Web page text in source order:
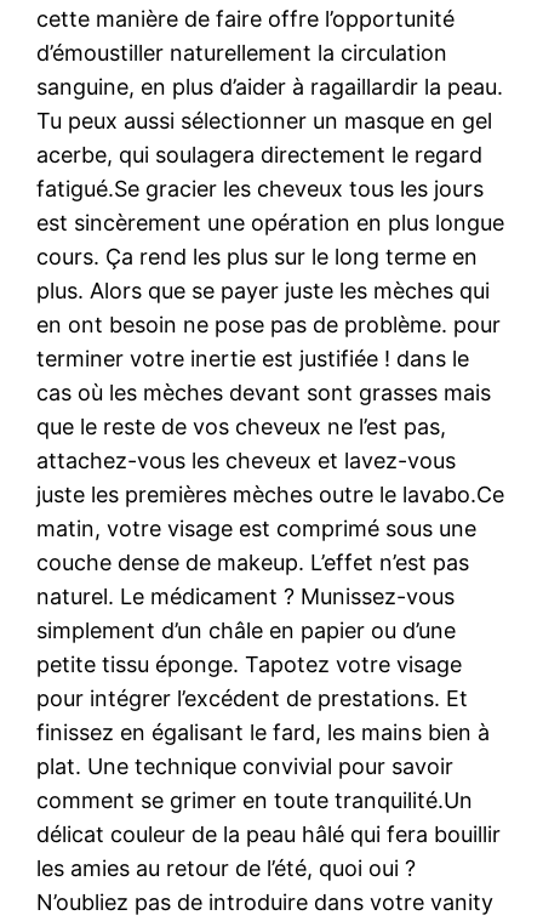
cette manière de faire offre l’opportunité
d’émoustiller naturellement la circulation
sanguine, en plus d’aider à ragaillardir la peau.
Tu peux aussi sélectionner un masque en gel
acerbe, qui soulagera directement le regard
fatigué.Se gracier les cheveux tous les jours
est sincèrement une opération en plus longue
cours. Ça rend les plus sur le long terme en
plus. Alors que se payer juste les mèches qui
en ont besoin ne pose pas de problème. pour
terminer votre inertie est justifiée ! dans le
cas où les mèches devant sont grasses mais
que le reste de vos cheveux ne l’est pas,
attachez-vous les cheveux et lavez-vous
juste les premières mèches outre le lavabo.Ce
matin, votre visage est comprimé sous une
couche dense de makeup. L’effet n’est pas
naturel. Le médicament ? Munissez-vous
simplement d’un châle en papier ou d’une
petite tissu éponge. Tapotez votre visage
pour intégrer l’excédent de prestations. Et
finissez en égalisant le fard, les mains bien à
plat. Une technique convivial pour savoir
comment se grimer en toute tranquilité.Un
délicat couleur de la peau hâlé qui fera bouillir
les amies au retour de l’été, quoi oui ?
N’oubliez pas de introduire dans votre vanity